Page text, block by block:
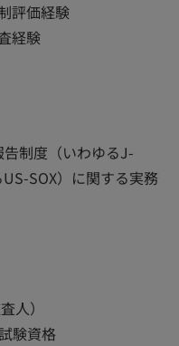
評価経験
経験
制度（いわゆるJ-
SOX）に関する実務
人）
験資格